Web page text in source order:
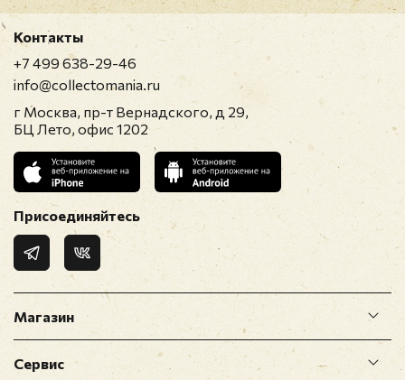
Магазин
Сервис
Контакты
+7 499 638-29-46
info@collectomania.ru
г Москва, пр-т Вернадского, д 29,
БЦ Лето, офис 1202
Присоединяйтесь